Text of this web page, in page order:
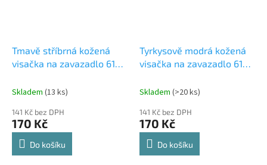
Tmavě stříbrná kožená
visačka na zavazadlo 619-
Skladem (13 ks)
141 Kč bez DPH
170 Kč
Do košíku
Tyrkysově modrá kožená
visačka na zavazadlo 619-
Skladem (>20 ks)
141 Kč bez DPH
170 Kč
Do košíku